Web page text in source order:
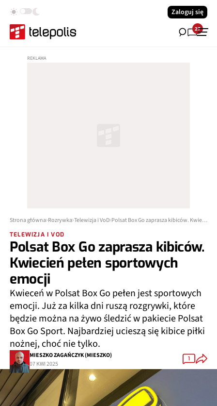
Zaloguj się
27
Strona główna Rozrywka Telewizja i VoD Polsat Box Go zaprasza kibiców. Kwiecień pełen sportowych emocji
TELEWIZJA I VOD
Polsat Box Go zaprasza kibiców.
Kwiecień pełen sportowych
emocji
Kwieceń w Polsat Box Go pełen jest sportowych
emocji. Już za kilka dni ruszą rozgrywki, które
będzie można na żywo śledzić w pakiecie Polsat
Box Go Sport. Najbardziej ucieszą się kibice piłki
nożnej, choć nie tylko.
MIESZKO ZAGAŃCZYK (MIESZKO)
07 KWI 2025
1